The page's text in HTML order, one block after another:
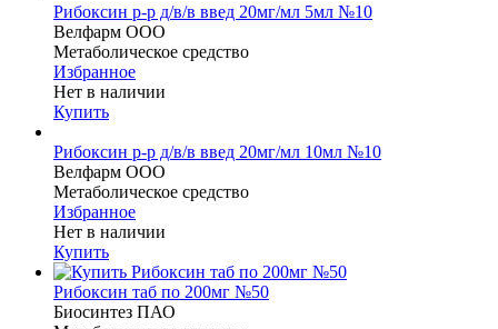
Рибоксин р-р д/в/в введ 20мг/мл 5мл №10
Велфарм ООО
Метаболическое средство
Избранное
Нет в наличии
Купить
Рибоксин р-р д/в/в введ 20мг/мл 10мл №10
Велфарм ООО
Метаболическое средство
Избранное
Нет в наличии
Купить
Рибоксин таб по 200мг №50
Биосинтез ПАО